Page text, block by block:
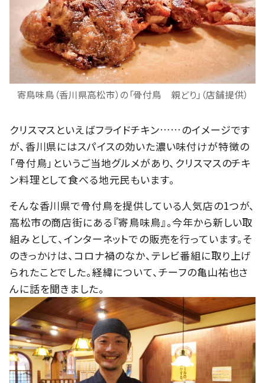
寄鳥味鳥（香川県高松市）の「骨付鳥 親どり」（店舗提供）
クリスマスといえばフライドチキン……のイメージです
が、香川県にはスパイスの効いた濃い味付けが特徴の
「骨付鳥」というご当地グルメがあり、クリスマスのチキ
ン料理として食べる地元民もいます。
そんな香川県で骨付鳥を提供している人気店の1つが、
高松市の商店街にある『寄鳥味鳥』。今年から新しい取
組みとして、インターネットでの販売を行っています。そ
のきっかけは、コロナ禍のなか、テレビ番組に取り上げ
られたことでした。経緯について、チーフの亀山祐也さ
んに話を聞きました。